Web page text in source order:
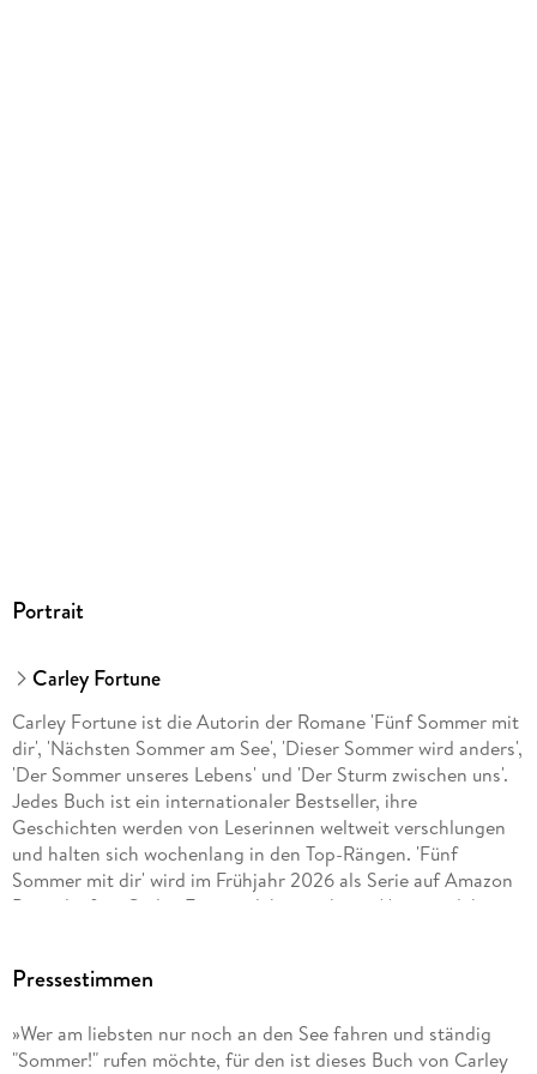
Portrait
Carley Fortune
Carley Fortune ist die Autorin der Romane 'Fünf Sommer mit
dir', 'Nächsten Sommer am See', 'Dieser Sommer wird anders',
'Der Sommer unseres Lebens' und 'Der Sturm zwischen uns'.
Jedes Buch ist ein internationaler Bestseller, ihre
Geschichten werden von Leserinnen weltweit verschlungen
und halten sich wochenlang in den Top-Rängen. 'Fünf
Sommer mit dir' wird im Frühjahr 2026 als Serie auf Amazon
Prime laufen. Carley Fortune lebt mit ihrem Mann und ihren
Pressestimmen
»Wer am liebsten nur noch an den See fahren und ständig
"Sommer!" rufen möchte, für den ist dieses Buch von Carley